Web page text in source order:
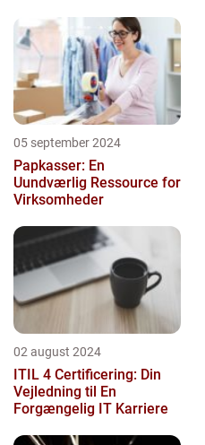
05 september 2024
Papkasser: En
Uundværlig Ressource for
Virksomheder
02 august 2024
ITIL 4 Certificering: Din
Vejledning til En
Forgængelig IT Karriere